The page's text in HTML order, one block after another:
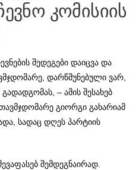
კომისიის
შედეგები დაიცვა და
დარწმუნებული ვარ,
– ამის შესახებ
გიორგი გახარიამ
სადაც დღეს პარტიის
შემდეგნაირად.